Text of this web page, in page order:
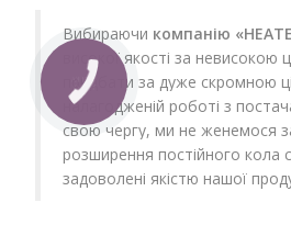
Вибираючи компанію
високої якості за
придбати за дуже скромною
налагодженій роботі з
свою чергу, ми не женемося
розширення постійного кола
задоволені якістю нашої
КНОПКА
ЗВ'ЯЗКУ